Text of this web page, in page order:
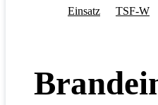
Einsatz
TSF-W